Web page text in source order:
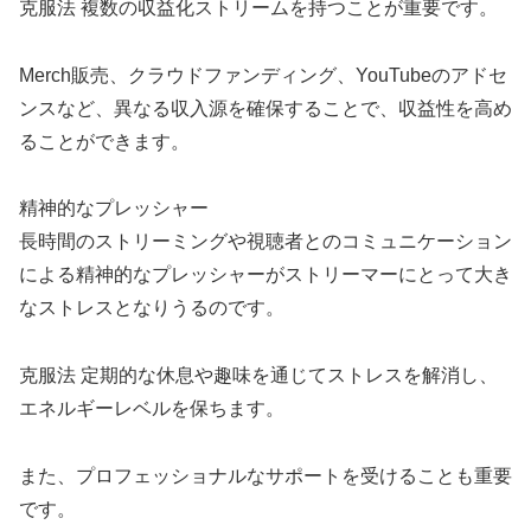
克服法 複数の収益化ストリームを持つことが重要です。
Merch販売、クラウドファンディング、YouTubeのアドセ
ンスなど、異なる収入源を確保することで、収益性を高め
ることができます。
精神的なプレッシャー
長時間のストリーミングや視聴者とのコミュニケーション
による精神的なプレッシャーがストリーマーにとって大き
なストレスとなりうるのです。
克服法 定期的な休息や趣味を通じてストレスを解消し、
エネルギーレベルを保ちます。
また、プロフェッショナルなサポートを受けることも重要
です。